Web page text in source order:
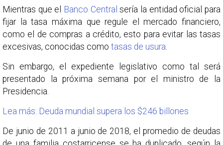
Mientras que el Banco Central sería la entidad oficial para
fijar la tasa máxima que regule el mercado financiero,
como el de compras a crédito, esto para evitar las tasas
excesivas, conocidas como tasas de usura.
Sin embargo, el expediente legislativo como tal será
presentado la próxima semana por el ministro de la
Presidencia.
Lea más: Deuda mundial supera los $246 billones
De junio de 2011 a junio de 2018, el promedio de deudas